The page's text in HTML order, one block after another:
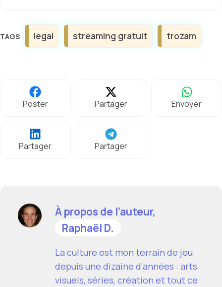
Étiquettes
legal streaming gratuit trozam
Poster Partager Envoyer
Partager Partager
À propos de l’auteur,
Raphaël D.
La culture est mon terrain de jeu
depuis une dizaine d'années : arts
visuels, séries, création et tout ce